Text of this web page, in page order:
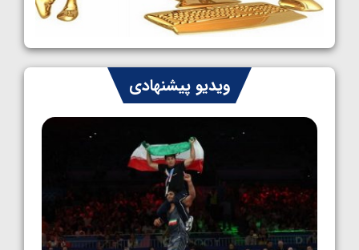
کشتی فرنگی نوجوانان جهان؛ سکوی تیمی
سوم برای ایران
1405/05/07
ایران چشم به راه چهار مدال در پنج وزن دوم
کشتی فرنگی نوجوانان جهان
1405/05/06
ویدیو پیشنهادی